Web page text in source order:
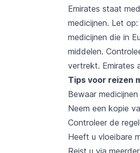
Emirates staat
medicijnen. Let
medicijnen die in
middelen.
vertrekt. Emirates
Tips voor reizen
Bewaar
Neem een kopie
Controleer de
Heeft u vloeibare
Reist u via